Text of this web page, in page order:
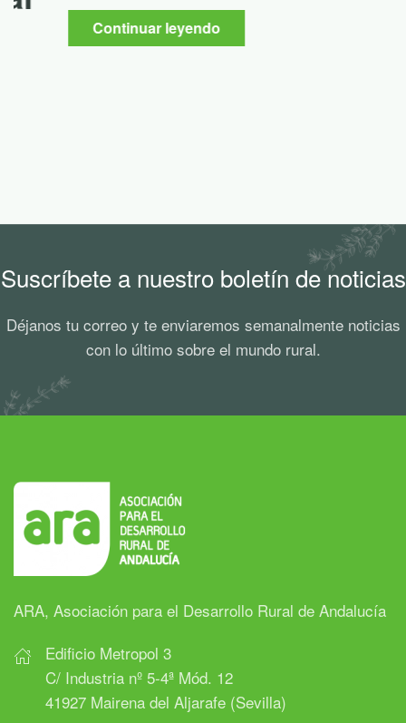
Continuar leyendo
Suscríbete a nuestro boletín de noticias
Déjanos tu correo y te enviaremos semanalmente noticias
con lo último sobre el mundo rural.
ARA, Asociación para el Desarrollo Rural de Andalucía
Edificio Metropol 3
C/ Industria nº 5-4ª Mód. 12
41927 Mairena del Aljarafe (Sevilla)